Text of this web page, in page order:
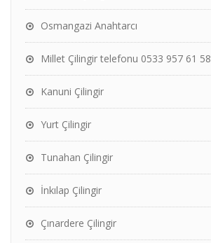
Osmangazi Anahtarcı
Millet Çilingir telefonu 0533 957 61 58
Kanuni Çilingir
Yurt Çilingir
Tunahan Çilingir
İnkılap Çilingir
Çınardere Çilingir